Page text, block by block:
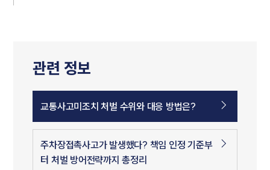
관련 정보
교통사고미조치 처벌 수위와 대응 방법은?
주차장접촉사고가 발생했다? 책임 인정 기준부
터 처벌 방어전략까지 총정리